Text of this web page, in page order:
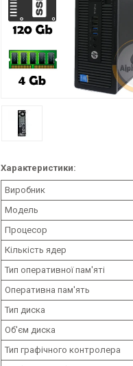
Характеристики:
Виробник
Модель
Процесор
Кількість ядер
Тип оперативної пам'яті
Оперативна пам'ять
Тип диска
Об'єм диска
Тип графічного контролера